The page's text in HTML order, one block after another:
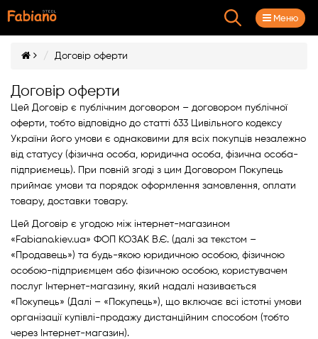
Меню
Акційні Комплекти
Змішувач у Подарунок
Розпродаж
Кухонні мийки
Кухонні змішувачі
Фільтри для води
Подрібнювачі харчових відходів
Витяжки для кухні
Гранітні мийки
Мийки з нержавіючої сталі
Переглянути всі
Телескопічні
Купольні
Похилі
Повновбудовані
Т-подібні
Ретро
Острівні
Переглянути всі
Контактні телефони
(095)516 77 80
(063)166 16 67
(096)516 77 80
Передзвонити вам?
Партнерський фірмовий салон-магазин
Fabiano
Побудувати маршрут
Договір оферти
Договір оферти
Цей Договір є публічним договором – договором публічної
оферти, тобто відповідно до статті 633 Цивільного кодексу
України його умови є однаковими для всіх покупців незалежно
від статусу (фізична особа, юридична особа, фізична особа-
підприємець). При повній згоді з цим Договором Покупець
приймає умови та порядок оформлення замовлення, оплати
товару, доставки товару.
Цей Договір є угодою між інтернет-магазином
«Fabiano.kiev.ua» ФОП КОЗАК В.Є. (далі за текстом –
«Продавець») та будь-якою юридичною особою, фізичною
особою-підприємцем або фізичною особою, користувачем
послуг Інтернет-магазину, який надалі називається
«Покупець» (Далі – «Покупець»), що включає всі істотні умови
організації купівлі-продажу дистанційним способом (тобто
через Інтернет-магазин).